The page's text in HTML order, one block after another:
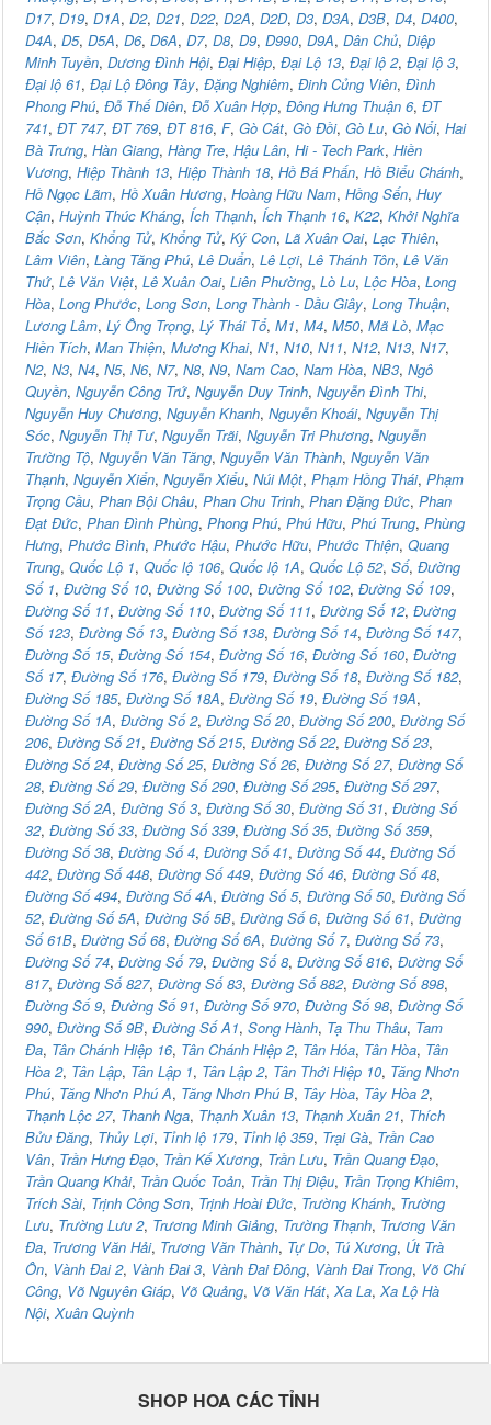
D17, D19, D1A, D2, D21, D22, D2A, D2D, D3, D3A, D3B, D4, D400,
D4A, D5, D5A, D6, D6A, D7, D8, D9, D990, D9A, Dân Chủ, Diệp
Minh Tuyền, Dương Đình Hội, Đại Hiệp, Đại Lộ 13, Đại lộ 2, Đại lộ 3,
Đại lộ 61, Đại Lộ Đông Tây, Đặng Nghiêm, Đinh Củng Viên, Đình
Phong Phú, Đỗ Thế Diên, Đỗ Xuân Hợp, Đông Hưng Thuận 6, ĐT
741, ĐT 747, ĐT 769, ĐT 816, F, Gò Cát, Gò Đồi, Gò Lu, Gò Nổi, Hai
Bà Trưng, Hàn Giang, Hàng Tre, Hậu Lân, Hi - Tech Park, Hiền
Vương, Hiệp Thành 13, Hiệp Thành 18, Hồ Bá Phấn, Hồ Biểu Chánh,
Hồ Ngọc Lãm, Hồ Xuân Hương, Hoàng Hữu Nam, Hồng Sến, Huy
Cận, Huỳnh Thúc Kháng, Ích Thạnh, Ích Thạnh 16, K22, Khởi Nghĩa
Bắc Sơn, Khổng Tử, Khổng Tử, Ký Con, Lã Xuân Oai, Lạc Thiên,
Lâm Viên, Làng Tăng Phú, Lê Duẩn, Lê Lợi, Lê Thánh Tôn, Lê Văn
Thứ, Lê Văn Việt, Lê Xuân Oai, Liên Phường, Lò Lu, Lộc Hòa, Long
Hòa, Long Phước, Long Sơn, Long Thành - Dầu Giây, Long Thuận,
Lương Lâm, Lý Ông Trọng, Lý Thái Tổ, M1, M4, M50, Mã Lò, Mạc
Hiền Tích, Man Thiện, Mương Khai, N1, N10, N11, N12, N13, N17,
N2, N3, N4, N5, N6, N7, N8, N9, Nam Cao, Nam Hòa, NB3, Ngô
Quyền, Nguyễn Công Trứ, Nguyễn Duy Trinh, Nguyễn Đình Thi,
Nguyễn Huy Chương, Nguyễn Khanh, Nguyễn Khoái, Nguyễn Thị
Sóc, Nguyễn Thị Tư, Nguyễn Trãi, Nguyễn Tri Phương, Nguyễn
Trường Tộ, Nguyễn Văn Tăng, Nguyễn Văn Thành, Nguyễn Văn
Thạnh, Nguyễn Xiển, Nguyễn Xiểu, Núi Một, Phạm Hồng Thái, Phạm
Trọng Cầu, Phan Bội Châu, Phan Chu Trinh, Phan Đặng Đức, Phan
Đạt Đức, Phan Đình Phùng, Phong Phú, Phú Hữu, Phú Trung, Phùng
Hưng, Phước Bình, Phước Hậu, Phước Hữu, Phước Thiện, Quang
Trung, Quốc Lộ 1, Quốc lộ 106, Quốc lộ 1A, Quốc Lộ 52, Số, Đường
Số 1, Đường Số 10, Đường Số 100, Đường Số 102, Đường Số 109,
Đường Số 11, Đường Số 110, Đường Số 111, Đường Số 12, Đường
Số 123, Đường Số 13, Đường Số 138, Đường Số 14, Đường Số 147,
Đường Số 15, Đường Số 154, Đường Số 16, Đường Số 160, Đường
Số 17, Đường Số 176, Đường Số 179, Đường Số 18, Đường Số 182,
Đường Số 185, Đường Số 18A, Đường Số 19, Đường Số 19A,
Đường Số 1A, Đường Số 2, Đường Số 20, Đường Số 200, Đường Số
206, Đường Số 21, Đường Số 215, Đường Số 22, Đường Số 23,
Đường Số 24, Đường Số 25, Đường Số 26, Đường Số 27, Đường Số
28, Đường Số 29, Đường Số 290, Đường Số 295, Đường Số 297,
Đường Số 2A, Đường Số 3, Đường Số 30, Đường Số 31, Đường Số
32, Đường Số 33, Đường Số 339, Đường Số 35, Đường Số 359,
Đường Số 38, Đường Số 4, Đường Số 41, Đường Số 44, Đường Số
442, Đường Số 448, Đường Số 449, Đường Số 46, Đường Số 48,
Đường Số 494, Đường Số 4A, Đường Số 5, Đường Số 50, Đường Số
52, Đường Số 5A, Đường Số 5B, Đường Số 6, Đường Số 61, Đường
Số 61B, Đường Số 68, Đường Số 6A, Đường Số 7, Đường Số 73,
Đường Số 74, Đường Số 79, Đường Số 8, Đường Số 816, Đường Số
817, Đường Số 827, Đường Số 83, Đường Số 882, Đường Số 898,
Đường Số 9, Đường Số 91, Đường Số 970, Đường Số 98, Đường Số
990, Đường Số 9B, Đường Số A1, Song Hành, Tạ Thu Thâu, Tam
Đa, Tân Chánh Hiệp 16, Tân Chánh Hiệp 2, Tân Hóa, Tân Hòa, Tân
Hòa 2, Tân Lập, Tân Lập 1, Tân Lập 2, Tân Thới Hiệp 10, Tăng Nhơn
Phú, Tăng Nhơn Phú A, Tăng Nhơn Phú B, Tây Hòa, Tây Hòa 2,
Thạnh Lộc 27, Thanh Nga, Thạnh Xuân 13, Thạnh Xuân 21, Thích
Bửu Đăng, Thủy Lợi, Tỉnh lộ 179, Tỉnh lộ 359, Trại Gà, Trần Cao
Vân, Trần Hưng Đạo, Trần Kế Xương, Trần Lưu, Trần Quang Đạo,
Trần Quang Khải, Trần Quốc Toản, Trần Thị Điệu, Trần Trọng Khiêm,
Trích Sài, Trịnh Công Sơn, Trịnh Hoài Đức, Trường Khánh, Trường
Lưu, Trường Lưu 2, Trương Minh Giảng, Trường Thạnh, Trương Văn
Đa, Trương Văn Hải, Trương Văn Thành, Tự Do, Tú Xương, Út Trà
Ôn, Vành Đai 2, Vành Đai 3, Vành Đai Đông, Vành Đai Trong, Võ Chí
Công, Võ Nguyên Giáp, Võ Quảng, Võ Văn Hát, Xa La, Xa Lộ Hà
Nội, Xuân Quỳnh
SHOP HOA CÁC TỈNH